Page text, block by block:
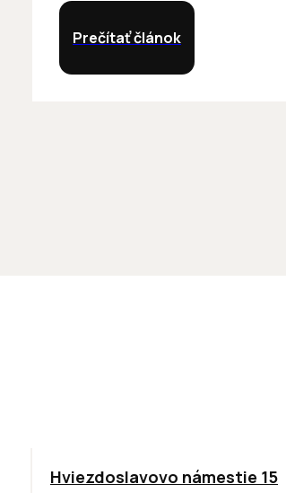
Prečítať článok
ODPORÚČAME
Hviezdoslavovo námestie 15